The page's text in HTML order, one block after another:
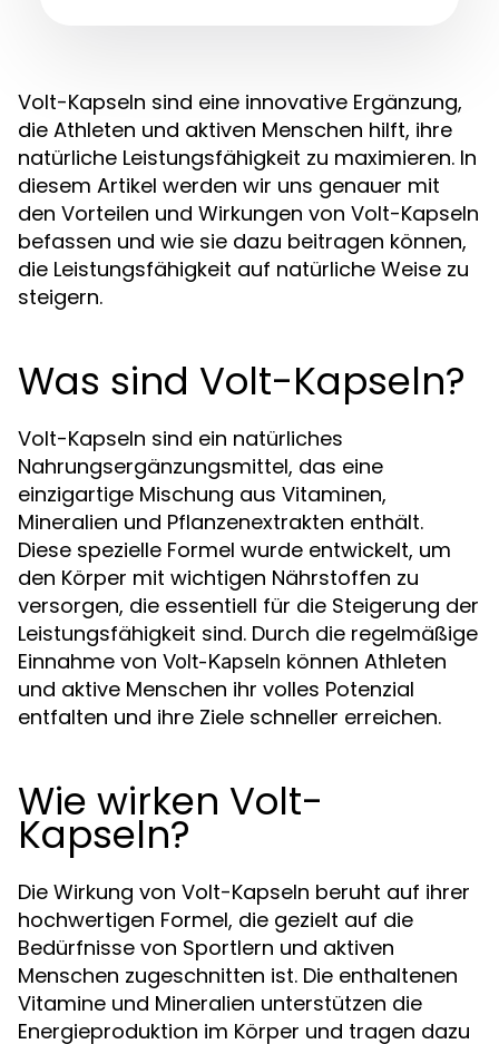
Volt-Kapseln sind eine innovative Ergänzung,
die Athleten und aktiven Menschen hilft, ihre
natürliche Leistungsfähigkeit zu maximieren. In
diesem Artikel werden wir uns genauer mit
den Vorteilen und Wirkungen von Volt-Kapseln
befassen und wie sie dazu beitragen können,
die Leistungsfähigkeit auf natürliche Weise zu
steigern.
Was sind Volt-Kapseln?
Volt-Kapseln sind ein natürliches
Nahrungsergänzungsmittel, das eine
einzigartige Mischung aus Vitaminen,
Mineralien und Pflanzenextrakten enthält.
Diese spezielle Formel wurde entwickelt, um
den Körper mit wichtigen Nährstoffen zu
versorgen, die essentiell für die Steigerung der
Leistungsfähigkeit sind. Durch die regelmäßige
Einnahme von Volt-Kapseln können Athleten
und aktive Menschen ihr volles Potenzial
entfalten und ihre Ziele schneller erreichen.
Wie wirken Volt-
Kapseln?
Die Wirkung von Volt-Kapseln beruht auf ihrer
hochwertigen Formel, die gezielt auf die
Bedürfnisse von Sportlern und aktiven
Menschen zugeschnitten ist. Die enthaltenen
Vitamine und Mineralien unterstützen die
Energieproduktion im Körper und tragen dazu